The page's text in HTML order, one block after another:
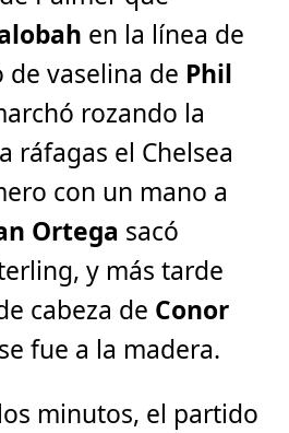
en la línea de
vaselina de Phil
rozando la
ráfagas el Chelsea
con un mano a
Ortega sacó
y más tarde
cabeza de Conor
fue a la madera.
minutos, el partido